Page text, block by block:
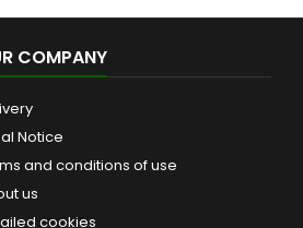
COMPANY
Notice
and conditions of use
us
cookies